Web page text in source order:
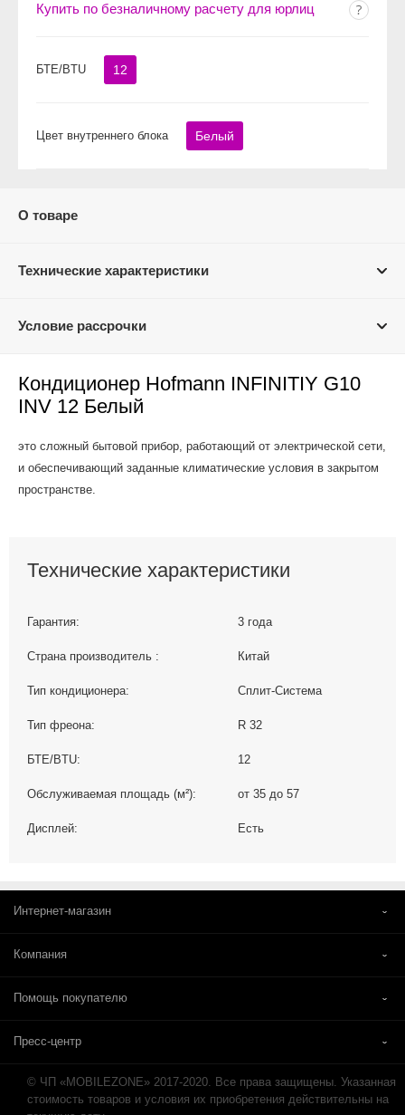
Купить по безналичному расчету для юрлиц
БТЕ/BTU 12
Цвет внутреннего блока Белый
О товаре
Технические характеристики
Условие рассрочки
Кондиционер Hofmann INFINITIY G10
INV 12 Белый
это сложный бытовой прибор, работающий от электрической сети,
и обеспечивающий заданные климатические условия в закрытом
пространстве.
Технические характеристики
Гарантия: 3 года
Страна производитель : Китай
Тип кондиционера: Сплит-Система
Тип фреона: R 32
БТЕ/BTU: 12
Обслуживаемая площадь (м²): от 35 до 57
Дисплей: Есть
Интернет-магазин
Компания
Помощь покупателю
Пресс-центр
© ЧП «MOBILEZONE» 2017-2020. Все права защищены. Указанная
стоимость товаров и условия их приобретения действительны на